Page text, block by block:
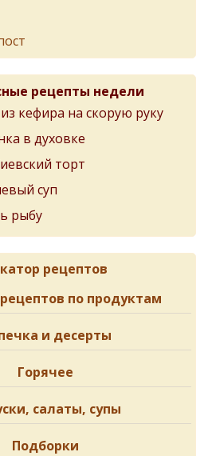
рецепты недели
кефира на скорую руку
в духовке
торт
суп
рыбу
рецептов
по продуктам
и десерты
Горячее
салаты, супы
Подборки